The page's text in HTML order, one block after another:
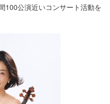
100公演近いコンサート活動を